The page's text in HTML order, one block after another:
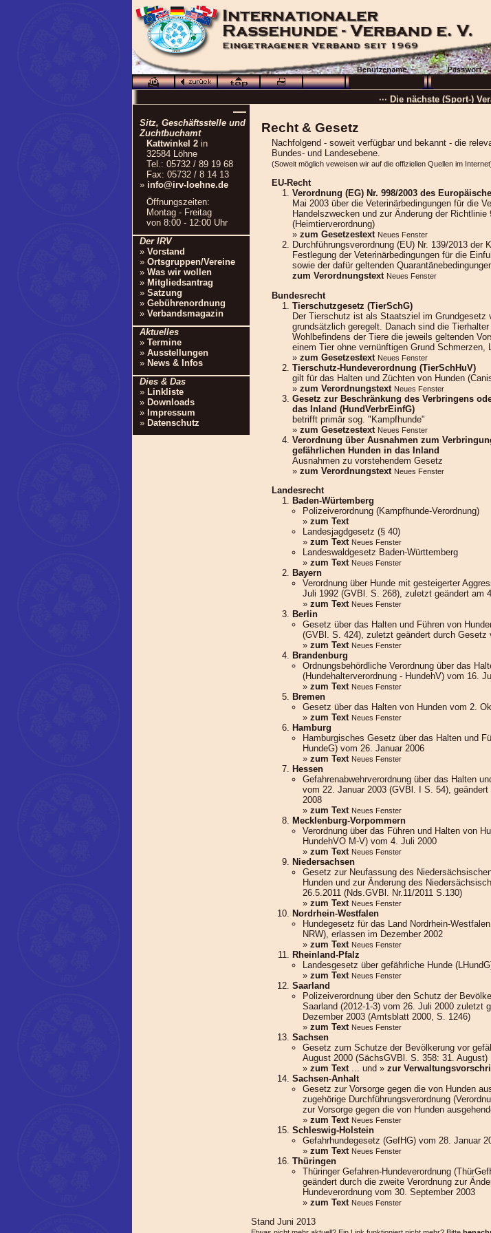
—
Sitz, Geschäftsstelle und
Zuchtbuchamt
Kattwinkel 2 in
32584 Löhne
Tel.: 05732 / 89 19 68
Fax: 05732 / 8 14 13
» info@irv-loehne.de
Öffnungszeiten:
Montag - Freitag
von 8:00 - 12:00 Uhr
Der IRV
» Vorstand
» Ortsgruppen/Vereine
» Was wir wollen
» Mitgliedsantrag
» Satzung
» Gebührenordnung
» Verbandsmagazin
Aktuelles
» Termine
» Ausstellungen
» News & Infos
Dies & Das
» Linkliste
» Downloads
» Impressum
» Datenschutz
Recht & Gesetz
Nachfolgend - soweit verfügbar und bekannt - die
Bundes- und Landesebene.
(Soweit möglich veweisen wir auf die offiziellen Quellen im
EU-Recht
Verordnung (EG) Nr. 998/2003 des
Mai 2003 über die Veterinärbedingungen für die
Handelszwecken und zur Änderung der
(Heimtierverordnung)
» zum Gesetzestext Neues Fenster
Durchführungsverordnung (EU) Nr. 139/2013 der
Festlegung der Veterinärbedingungen für die
sowie der dafür geltenden
zum Verordnungstext Neues Fenster
Bundesrecht
Tierschutzgesetz (TierSchG)
Der Tierschutz ist als Staatsziel im Grundgesetz
grundsätzlich geregelt. Danach sind die
Wohlbefindens der Tiere die jeweils geltenden
einem Tier ohne vernünftigen Grund Schmerzen,
» zum Gesetzestext Neues Fenster
Tierschutz-Hundeverordnung (TierSchHuV)
gilt für das Halten und Züchten von Hunden
» zum Verordnungstext Neues Fenster
Gesetz zur Beschränkung des Verbringens
das Inland (HundVerbrEinfG)
betrifft primär sog. "Kampfhunde"
» zum Gesetzestext Neues Fenster
Verordnung über Ausnahmen zum
gefährlichen Hunden in das Inland
Ausnahmen zu vorstehendem Gesetz
» zum Verordnungstext Neues Fenster
Landesrecht
Baden-Würtemberg
Polizeiverordnung (Kampfhunde-Verordnung)
» zum Text
Landesjagdgesetz (§ 40)
» zum Text Neues Fenster
Landeswaldgesetz Baden-Württemberg
» zum Text Neues Fenster
Bayern
Verordnung über Hunde mit gesteigerter
Juli 1992 (GVBl. S. 268), zuletzt geändert am
» zum Text Neues Fenster
Berlin
Gesetz über das Halten und Führen von
(GVBl. S. 424), zuletzt geändert durch
» zum Text Neues Fenster
Brandenburg
Ordnungsbehördliche Verordnung über das
(Hundehalterverordnung - HundehV) vom 16.
» zum Text Neues Fenster
Bremen
Gesetz über das Halten von Hunden vom 2.
» zum Text Neues Fenster
Hamburg
Hamburgisches Gesetz über das Halten und
HundeG) vom 26. Januar 2006
» zum Text Neues Fenster
Hessen
Gefahrenabwehrverordnung über das Halten
vom 22. Januar 2003 (GVBl. I S. 54),
2008
» zum Text Neues Fenster
Mecklenburg-Vorpommern
Verordnung über das Führen und Halten von
HundehVO M-V) vom 4. Juli 2000
» zum Text Neues Fenster
Niedersachsen
Gesetz zur Neufassung des
Hunden und zur Änderung des
26.5.2011 (Nds.GVBl. Nr.11/2011 S.130)
» zum Text Neues Fenster
Nordrhein-Westfalen
Hundegesetz für das Land Nordrhein-
NRW), erlassen im Dezember 2002
» zum Text Neues Fenster
Rheinland-Pfalz
Landesgesetz über gefährliche Hunde
» zum Text Neues Fenster
Saarland
Polizeiverordnung über den Schutz der
Saarland (2012-1-3) vom 26. Juli 2000 zuletzt
Dezember 2003 (Amtsblatt 2000, S. 1246)
» zum Text Neues Fenster
Sachsen
Gesetz zum Schutze der Bevölkerung vor
August 2000 (SächsGVBl. S. 358: 31. August)
» zum Text ... und » zur
Sachsen-Anhalt
Gesetz zur Vorsorge gegen die von Hunden
zugehörige Durchführungsverordnung
zur Vorsorge gegen die von Hunden
» zum Text Neues Fenster
Schleswig-Holstein
Gefahrhundegesetz (GefHG) vom 28. Januar
» zum Text Neues Fenster
Thüringen
Thüringer Gefahren-Hundeverordnung
geändert durch die zweite Verordnung zur
Hundeverordnung vom 30. September 2003
» zum Text Neues Fenster
Stand Juni 2013
··· Schön, dass Sie
··· Die nächste (Sport-)
··· Besuchen Sie auch unsere